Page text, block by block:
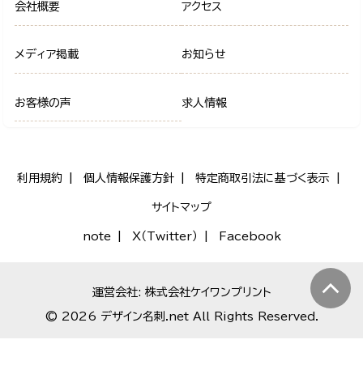
会社概要 アクセス
メディア掲載 お知らせ
お客様の声 求人情報
利用規約 個人情報保護方針 特定商取引法に基づく表示
サイトマップ
note X（Twitter） Facebook
運営会社: 株式会社ケイワンプリント
© 2026 デザイン名刺.net All Rights Reserved.